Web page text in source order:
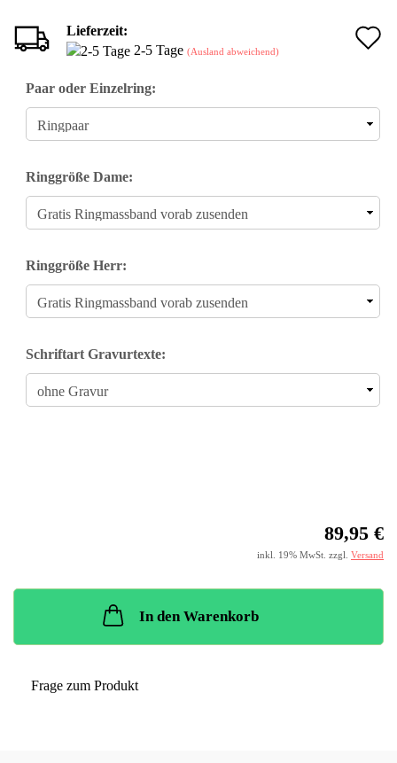
Lieferzeit:
2-5 Tage (Ausland abweichend)
Paar oder Einzelring:
Ringgröße Dame:
Ringgröße Herr:
Schriftart Gravurtexte:
89,95 €
inkl. 19% MwSt. zzgl. Versand
In den Warenkorb
Frage zum Produkt